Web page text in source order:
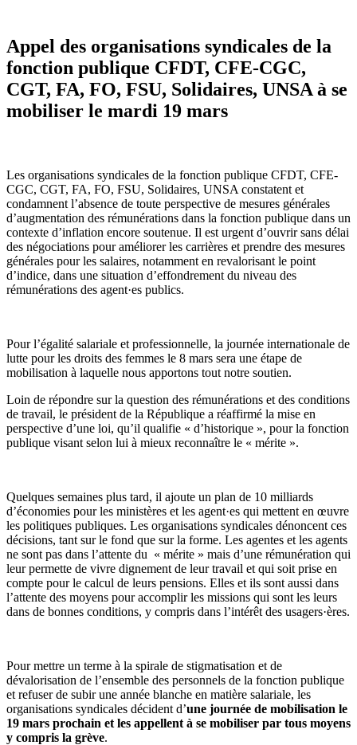
Appel des organisations syndicales de la
fonction publique CFDT, CFE-CGC,
CGT, FA, FO, FSU, Solidaires, UNSA à se
mobiliser le mardi 19 mars
Les organisations syndicales de la fonction publique CFDT, CFE-
CGC, CGT, FA, FO, FSU, Solidaires, UNSA constatent et
condamnent l’absence de toute perspective de mesures générales
d’augmentation des rémunérations dans la fonction publique dans un
contexte d’inflation encore soutenue. Il est urgent d’ouvrir sans délai
des négociations pour améliorer les carrières et prendre des mesures
générales pour les salaires, notamment en revalorisant le point
d’indice, dans une situation d’effondrement du niveau des
rémunérations des agent·es publics.
Pour l’égalité salariale et professionnelle, la journée internationale de
lutte pour les droits des femmes le 8 mars sera une étape de
mobilisation à laquelle nous apportons tout notre soutien.
Loin de répondre sur la question des rémunérations et des conditions
de travail, le président de la République a réaffirmé la mise en
perspective d’une loi, qu’il qualifie « d’historique », pour la fonction
publique visant selon lui à mieux reconnaître le « mérite ».
Quelques semaines plus tard, il ajoute un plan de 10 milliards
d’économies pour les ministères et les agent·es qui mettent en œuvre
les politiques publiques. Les organisations syndicales dénoncent ces
décisions, tant sur le fond que sur la forme. Les agentes et les agents
ne sont pas dans l’attente du « mérite » mais d’une rémunération qui
leur permette de vivre dignement de leur travail et qui soit prise en
compte pour le calcul de leurs pensions. Elles et ils sont aussi dans
l’attente des moyens pour accomplir les missions qui sont les leurs
dans de bonnes conditions, y compris dans l’intérêt des usagers·ères.
Pour mettre un terme à la spirale de stigmatisation et de
dévalorisation de l’ensemble des personnels de la fonction publique
et refuser de subir une année blanche en matière salariale, les
organisations syndicales décident d’une journée de mobilisation le
19 mars prochain et les appellent à se mobiliser par tous moyens
y compris la grève.